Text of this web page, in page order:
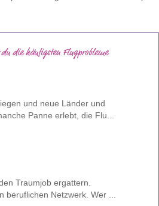
die häufigsten Flugprobleme
und neue Länder und
Panne erlebt, die Flu...
Traumjob ergattern.
Netzwerk. Wer ...